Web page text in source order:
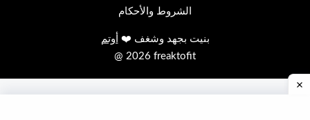
الشروط والأحكام
بنيت بجهد وشغف ❤️ أوتم
@ 2026 freaktofit